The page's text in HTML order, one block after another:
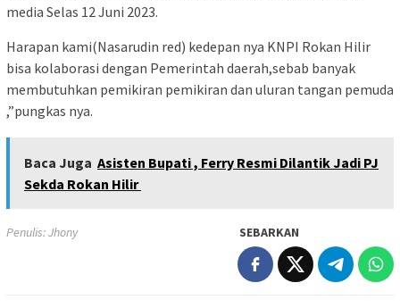
media Selas 12 Juni 2023.
Harapan kami(Nasarudin red) kedepan nya KNPI Rokan Hilir
bisa kolaborasi dengan Pemerintah daerah,sebab banyak
membutuhkan pemikiran pemikiran dan uluran tangan pemuda
,”pungkas nya.
Baca Juga Asisten Bupati , Ferry Resmi Dilantik Jadi PJ
Sekda Rokan Hilir
Penulis: Jhony SEBARKAN